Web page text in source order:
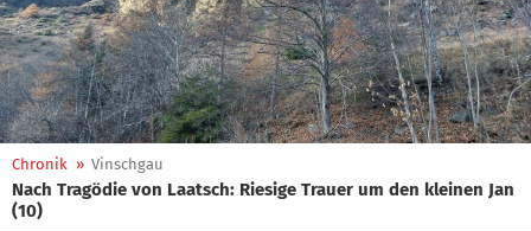
Chronik » Vinschgau
Nach Tragödie von Laatsch: Riesige Trauer um den kleinen Jan
(10)